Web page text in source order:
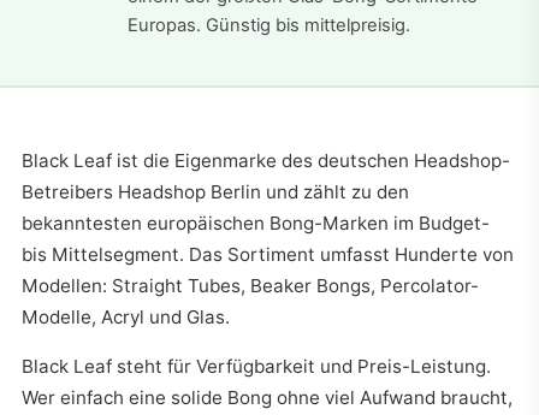
Europas. Günstig bis mittelpreisig.
Black Leaf ist die Eigenmarke des deutschen Headshop-
Betreibers Headshop Berlin und zählt zu den
bekanntesten europäischen Bong-Marken im Budget-
bis Mittelsegment. Das Sortiment umfasst Hunderte von
Modellen: Straight Tubes, Beaker Bongs, Percolator-
Modelle, Acryl und Glas.
Black Leaf steht für Verfügbarkeit und Preis-Leistung.
Wer einfach eine solide Bong ohne viel Aufwand braucht,